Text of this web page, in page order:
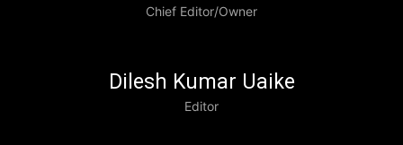
Chief Editor/Owner
Dilesh Kumar Uaike
Editor